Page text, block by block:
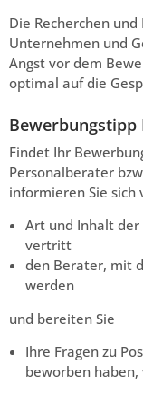
Die Recherchen
Unternehmen und
Angst vor dem
optimal auf die
Findet Ihr
Personalberater
informieren Sie sich
Art und Inhalt
vertritt
den Berater, mit
werden
und bereiten Sie
Ihre Fragen zu
beworben haben,